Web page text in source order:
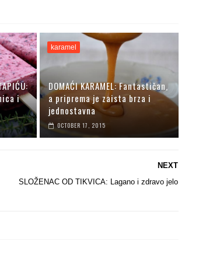
i
karamel
DOMAĆI KARAMEL: Fantastičan,
a priprema je zaista brza i
jednostavna
OCTOBER 17, 2015
NEXT
SLOŽENAC OD TIKVICA: Lagano i zdravo jelo